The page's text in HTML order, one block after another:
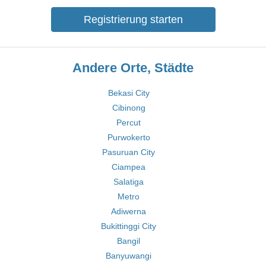
Registrierung starten
Andere Orte, Städte
Bekasi City
Cibinong
Percut
Purwokerto
Pasuruan City
Ciampea
Salatiga
Metro
Adiwerna
Bukittinggi City
Bangil
Banyuwangi